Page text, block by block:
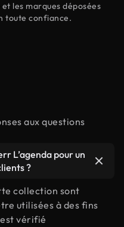
les marques déposées
toute confiance.
aux questions
L’agenda pour un
?
collection sont
utilisées à des fins
vérifié